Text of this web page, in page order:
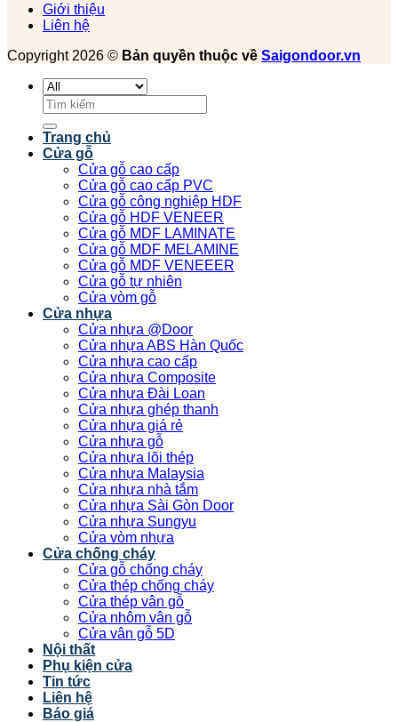
Giới thiệu
Liên hệ
Copyright 2026 © Bản quyền thuộc về Saigondoor.vn
Tìm
kiếm:
Trang chủ
Cửa gỗ
Cửa gỗ cao cấp
Cửa gỗ cao cấp PVC
Cửa gỗ công nghiệp HDF
Cửa gỗ HDF VENEER
Cửa gỗ MDF LAMINATE
Cửa gỗ MDF MELAMINE
Cửa gỗ MDF VENEEER
Cửa gỗ tự nhiên
Cửa vòm gỗ
Cửa nhựa
Cửa nhựa @Door
Cửa nhựa ABS Hàn Quốc
Cửa nhựa cao cấp
Cửa nhựa Composite
Cửa nhựa Đài Loan
Cửa nhựa ghép thanh
Cửa nhựa giá rẻ
Cửa nhựa gỗ
Cửa nhựa lõi thép
Cửa nhựa Malaysia
Cửa nhựa nhà tắm
Cửa nhựa Sài Gòn Door
Cửa nhựa Sungyu
Cửa vòm nhựa
Cửa chống cháy
Cửa gỗ chống cháy
Cửa thép chống cháy
Cửa thép vân gỗ
Cửa nhôm vân gỗ
Cửa vân gỗ 5D
Nội thất
Phụ kiện cửa
Tin tức
Liên hệ
Báo giá